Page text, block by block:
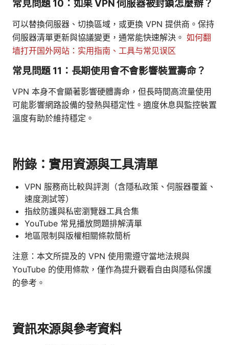
常見問題 10：如果 VPN 伺服器被封鎖怎麼辦？
可以替換伺服器、切換區域，或更換 VPN 提供商。保持
伺服器清單更新與協議變更，通常能快速解決。 如何翻
墙打开国外网站：实用指南、工具与常见误区
常見問題 11：長期使用會不會影響裝置壽命？
VPN 本身不會顯著影響硬體壽命，但長時間高流量使用
可能影響網路設備的發熱與穩定性。適度休息與監控裝置
溫度有助於維持穩定。
附錄：實用資源與工具清單
VPN 服務商比較與評測（含隱私政策、伺服器覆蓋、
速度測試等）
指紋防護與私密瀏覽器工具合集
YouTube 常見播放問題排解清單
地區限制與版權相關條款簡析
注意：本文所提及的 VPN 使用需遵守當地法規與
YouTube 的使用條款，僅作為提升觀看自由與隱私保護
的參考。
資訊來源與參考資料